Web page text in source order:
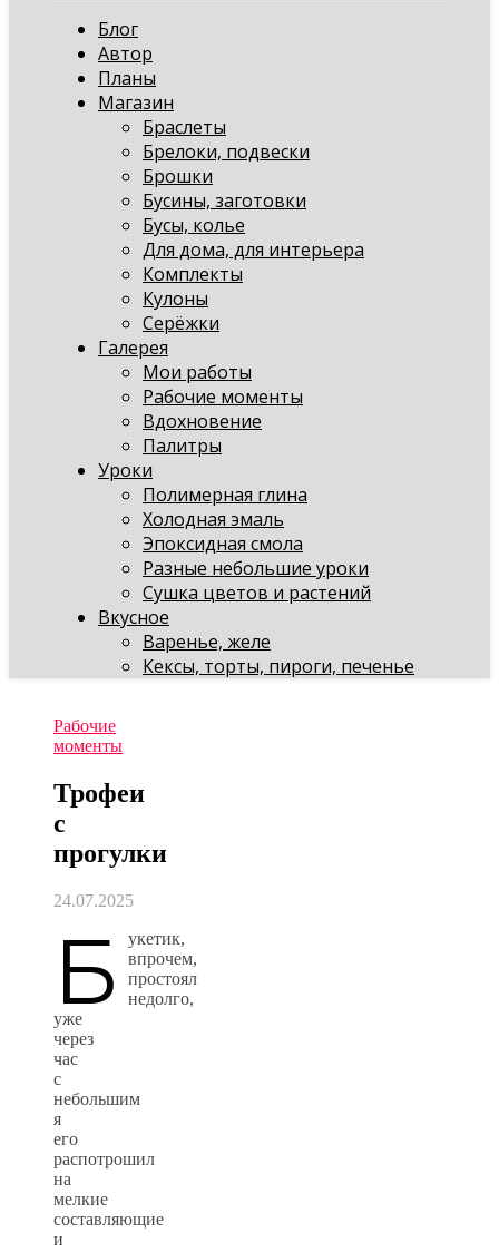
Блог
Автор
Планы
Магазин
Браслеты
Брелоки, подвески
Брошки
Бусины, заготовки
Бусы, колье
Для дома, для интерьера
Комплекты
Кулоны
Серёжки
Галерея
Мои работы
Рабочие моменты
Вдохновение
Палитры
Уроки
Полимерная глина
Холодная эмаль
Эпоксидная смола
Разные небольшие уроки
Сушка цветов и растений
Вкусное
Варенье, желе
Кексы, торты, пироги, печенье
Рабочие
моменты
Трофеи
с
прогулки
24.07.2025
Б
укетик,
впрочем,
простоял
недолго,
уже
через
час
с
небольшим
я
его
распотрошил
на
мелкие
составляющие
и